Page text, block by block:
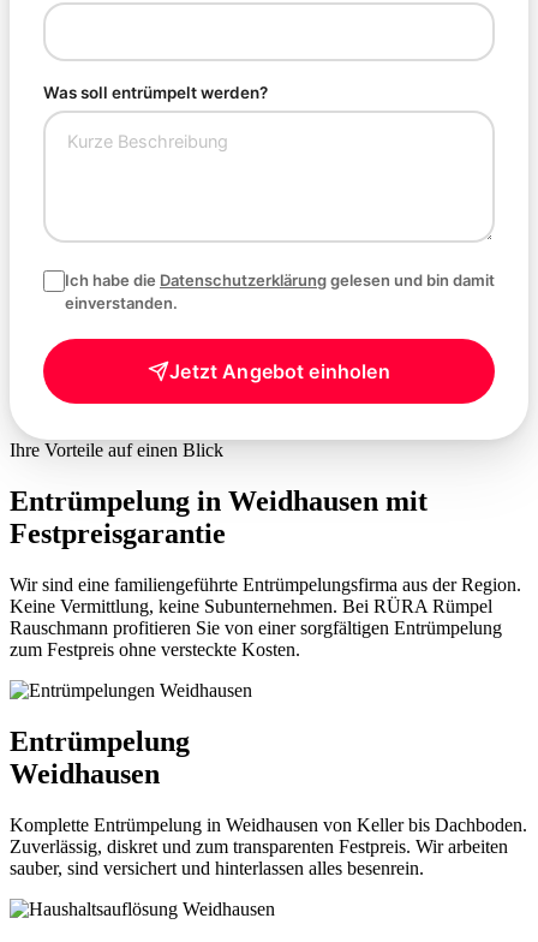
Was soll entrümpelt werden?
Ich habe die Datenschutzerklärunggelesen und bin damit
einverstanden.
Jetzt Angebot einholen
Ihre Vorteile auf einen Blick
Entrümpelung in Weidhausen mit
Festpreisgarantie
Wir sind eine familiengeführte Entrümpelungsfirma aus der Region.
Keine Vermittlung, keine Subunternehmen. Bei RÜRA Rümpel
Rauschmann profitieren Sie von einer sorgfältigen Entrümpelung
zum Festpreis ohne versteckte Kosten.
Entrümpelung
Weidhausen
Komplette Entrümpelung in Weidhausen von Keller bis Dachboden.
Zuverlässig, diskret und zum transparenten Festpreis. Wir arbeiten
sauber, sind versichert und hinterlassen alles besenrein.